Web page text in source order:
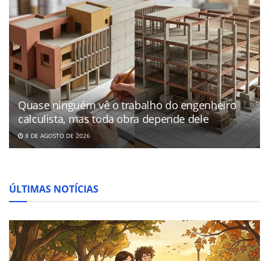
Quase ninguém vê o trabalho do engenheiro
calculista, mas toda obra depende dele
8 DE AGOSTO DE 2026
ÚLTIMAS NOTÍCIAS